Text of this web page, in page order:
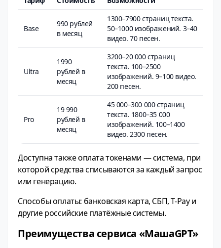
Base
990 рублей
в месяц
1300–7900 страниц текста.
50–1000 изображений. 3–40
видео. 70 песен.
Ultra
1990
рублей в
месяц
3200–20 000 страниц
текста. 100–2500
изображений. 9–100 видео.
200 песен.
Pro
19 990
рублей в
месяц
45 000–300 000 страниц
текста. 1800–35 000
изображений. 100–1400
видео. 2300 песен.
Доступна также оплата токенами — система, при
которой средства списываются за каждый запрос
или генерацию.
Способы оплаты: банковская карта, СБП, T-Pay и
другие российские платёжные системы.
Преимущества сервиса «МашаGPT»